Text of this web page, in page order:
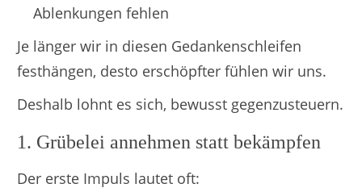
Ablenkungen fehlen
Je länger wir in diesen Gedankenschleifen
festhängen, desto erschöpfter fühlen wir uns.
Deshalb lohnt es sich, bewusst gegenzusteuern.
1. Grübelei annehmen statt bekämpfen
Der erste Impuls lautet oft: